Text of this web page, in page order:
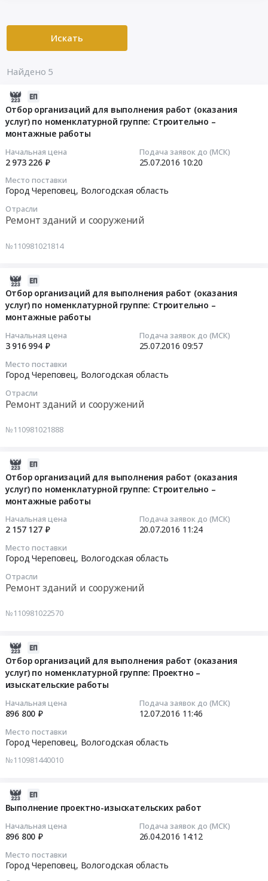
Искать
Найдено 5
Отбор организаций для выполнения работ (оказания
услуг) по номенклатурной группе: Строительно –
монтажные работы
Начальная цена
2 973 226 ₽
Подача заявок до (МСК)
25.07.2016 10:20
Место поставки
Город Череповец, Вологодская область
Отрасли
Ремонт зданий и сооружений
№110981021814
Отбор организаций для выполнения работ (оказания
услуг) по номенклатурной группе: Строительно –
монтажные работы
Начальная цена
3 916 994 ₽
Подача заявок до (МСК)
25.07.2016 09:57
Место поставки
Город Череповец, Вологодская область
Отрасли
Ремонт зданий и сооружений
№110981021888
Отбор организаций для выполнения работ (оказания
услуг) по номенклатурной группе: Строительно –
монтажные работы
Начальная цена
2 157 127 ₽
Подача заявок до (МСК)
20.07.2016 11:24
Место поставки
Город Череповец, Вологодская область
Отрасли
Ремонт зданий и сооружений
№110981022570
Отбор организаций для выполнения работ (оказания
услуг) по номенклатурной группе: Проектно –
изыскательские работы
Начальная цена
896 800 ₽
Подача заявок до (МСК)
12.07.2016 11:46
Место поставки
Город Череповец, Вологодская область
№110981440010
Выполнение проектно-изыскательских работ
Начальная цена
896 800 ₽
Подача заявок до (МСК)
26.04.2016 14:12
Место поставки
Город Череповец, Вологодская область